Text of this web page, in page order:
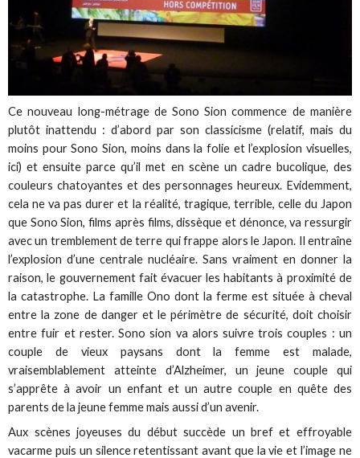
Ce nouveau long-métrage de Sono Sion commence de manière
plutôt inattendu : d’abord par son classicisme (relatif, mais du
moins pour Sono Sion, moins dans la folie et l’explosion visuelles,
ici) et ensuite parce qu’il met en scène un cadre bucolique, des
couleurs chatoyantes et des personnages heureux. Evidemment,
cela ne va pas durer et la réalité, tragique, terrible, celle du Japon
que Sono Sion, films après films, dissèque et dénonce, va ressurgir
avec un tremblement de terre qui frappe alors le Japon. Il entraîne
l’explosion d’une centrale nucléaire. Sans vraiment en donner la
raison, le gouvernement fait évacuer les habitants à proximité de
la catastrophe. La famille Ono dont la ferme est située à cheval
entre la zone de danger et le périmètre de sécurité, doit choisir
entre fuir et rester. Sono sion va alors suivre trois couples : un
couple de vieux paysans dont la femme est malade,
vraisemblablement atteinte d’Alzheimer, un jeune couple qui
s’apprête à avoir un enfant et un autre couple en quête des
parents de la jeune femme mais aussi d’un avenir.
Aux scènes joyeuses du début succède un bref et effroyable
vacarme puis un silence retentissant avant que la vie et l’image ne